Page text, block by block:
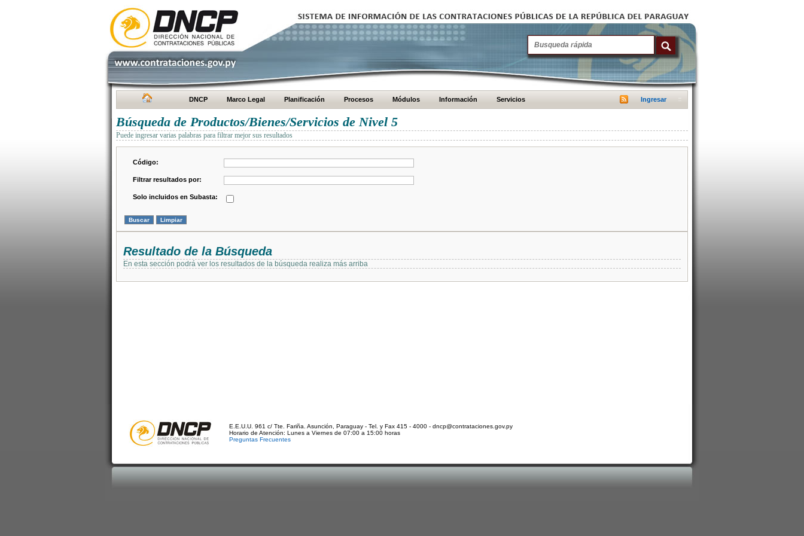
DNCP Marco Legal Planificación Procesos Módulos Información Servicios Ingresar
Búsqueda de Productos/Bienes/Servicios de Nivel 5
Puede ingresar varias palabras para filtrar mejor sus resultados
Código:
Filtrar resultados por:
Solo incluidos en Subasta:
Resultado de la Búsqueda
En esta sección podrá ver los resultados de la búsqueda realiza más arriba
E.E.U.U. 961 c/ Tte. Fariña. Asunción, Paraguay - Tel. y Fax 415 - 4000 - dncp@contrataciones.gov.py
Horario de Atención: Lunes a Viernes de 07:00 a 15:00 horas
Preguntas Frecuentes